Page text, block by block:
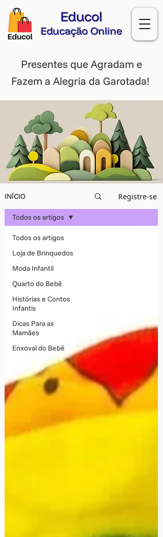
Educol
Educação Online
Presentes que Agradam e
Fazem a Alegria da Garotada!
INÍCIO Registre-se
Todos os artigos
Loja de Brinquedos
Moda Infantil
Quarto do Bebê
Histórias e Contos
Infantis
Dicas Para as
Mamães
Enxoval do Bebê
Todos os artigos